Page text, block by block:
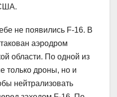
не появились F-16. В
аэродром
области. По одной из
только дроны, но и
нейтрализовать